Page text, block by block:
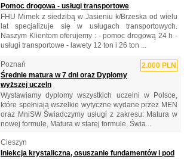
Pomoc drogowa - usługi transportowe
FHU Mimek z siedzibą w Jasieniu k/Brzeska od wielu
lat specjalizuje się w usługach transportowych.
Naszym Klientom oferujemy : - pomoc drogową 24 h -
usługi transportowe - lawety 12 ton i 26 ton ...
2.000 PLN
Poznań
Średnie matura w 7 dni oraz Dyplomy
wyższej uczeln
Wystawiamy dyplomy wszystkich uczelni w Polsce,
które spełniają wszelkie wytyczne wydane przez MEN
oraz MniSW Świadczymy usługi z zakresu: Matura w
nowej formule, Matura w starej formule, Świa...
Cieszyn
Iniekcja krystaliczna, osuszanie fundamentów i pod